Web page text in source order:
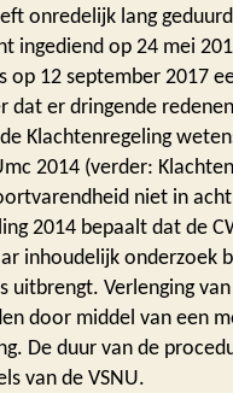
onredelijk lang
ingediend op 24 mei
op 12 september 2017
dat er dringende
Klachtenregeling
2014 (verder:
niet in
2014 bepaalt dat de
inhoudelijk onderzoek
uitbrengt. Verlenging
door middel van een
De duur van de
van de VSNU.